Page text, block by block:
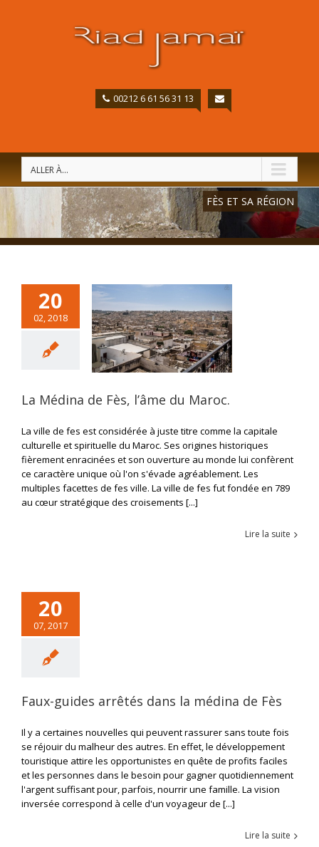
00212 6 61 56 31 13
ALLER À...
FÈS ET SA RÉGION
20
02, 2018
La Médina de Fès, l’âme du Maroc.
La ville de fes est considérée à juste titre comme la capitale
culturelle et spirituelle du Maroc. Ses origines historiques
fièrement enracinées et son ouverture au monde lui confèrent
ce caractère unique où l'on s'évade agréablement. Les
multiples facettes de fes ville. La ville de fes fut fondée en 789
au cœur stratégique des croisements [...]
Lire la suite
20
07, 2017
Faux-guides arrêtés dans la médina de Fès
Il y a certaines nouvelles qui peuvent rassurer sans toute fois
se réjouir du malheur des autres. En effet, le développement
touristique attire les opportunistes en quête de profits faciles
et les personnes dans le besoin pour gagner quotidiennement
l'argent suffisant pour, parfois, nourrir une famille. La vision
inversée correspond à celle d'un voyageur de [...]
Lire la suite